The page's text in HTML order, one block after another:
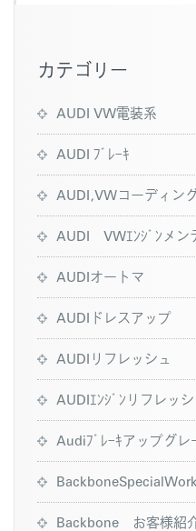
カテゴリー
AUDI VW電装系
AUDI ﾌﾞﾚｰｷ
AUDI,VWコーディン
AUDI VWｴﾝｼﾞﾝメン
AUDIオートマ
AUDIドレスアップ
AUDIリフレッシュ
AUDIｴﾝｼﾞﾝリフレッシ
Audiﾌﾞﾚｰｷアップグレ
BackboneSpecialWork
Backbone お客様紹